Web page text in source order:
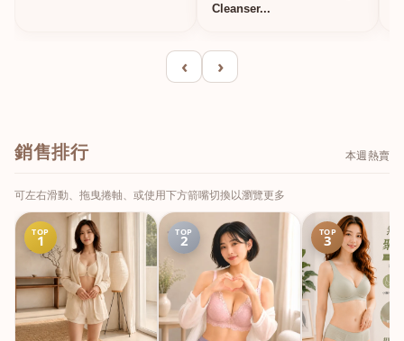
Cleanser...
‹ ›
銷售排行 本週熱賣
可左右滑動、拖曳捲軸、或使用下方箭嘴切換以瀏覽更多
TOP
1 TOP
2 TOP
3